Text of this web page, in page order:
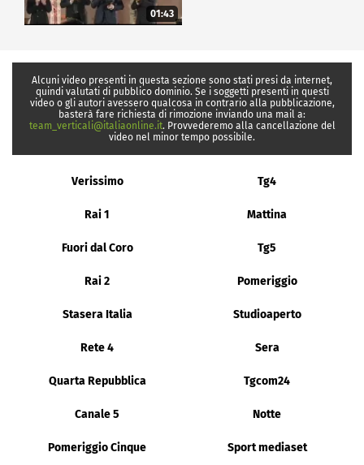
01:43
Alcuni video presenti in questa sezione sono stati presi da internet,
quindi valutati di pubblico dominio. Se i soggetti presenti in questi
video o gli autori avessero qualcosa in contrario alla pubblicazione,
basterà fare richiesta di rimozione inviando una mail a:
team_verticali@italiaonline.it. Provvederemo alla cancellazione del
video nel minor tempo possibile.
Verissimo Tg4
Rai 1 Mattina
Fuori dal Coro Tg5
Rai 2 Pomeriggio
Stasera Italia Studioaperto
Rete 4 Sera
Quarta Repubblica Tgcom24
Canale 5 Notte
Pomeriggio Cinque Sport mediaset